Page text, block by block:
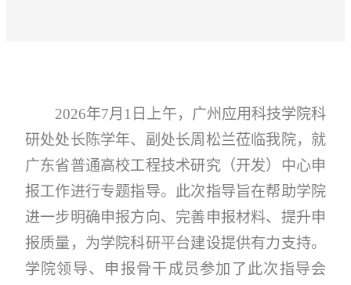
2026年7月1日上午，广州应用科技学院科
研处处长陈学年、副处长周松兰莅临我院，就
广东省普通高校工程技术研究（开发）中心申
报工作进行专题指导。此次指导旨在帮助学院
进一步明确申报方向、完善申报材料、提升申
报质量，为学院科研平台建设提供有力支持。
学院领导、申报骨干成员参加了此次指导会